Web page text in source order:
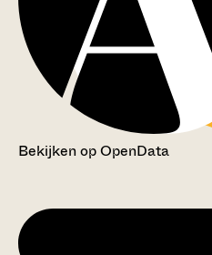
Bekijken op OpenData